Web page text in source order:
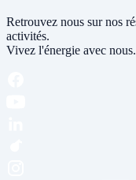
Retrouvez nous sur nos
activités.
Vivez l'énergie avec nous.